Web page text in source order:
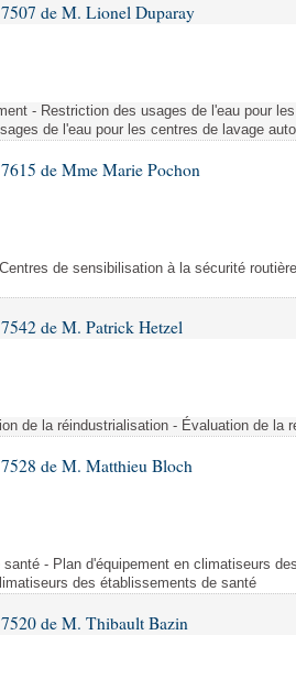
de M. Lionel Duparay
- Restriction des usages de l'eau pour
de l'eau pour les centres de lavage
de Mme Marie Pochon
de sensibilisation à la sécurité
de M. Patrick Hetzel
de la réindustrialisation - Évaluation de la
de M. Matthieu Bloch
- Plan d'équipement en climatiseurs
des établissements de santé
de M. Thibault Bazin